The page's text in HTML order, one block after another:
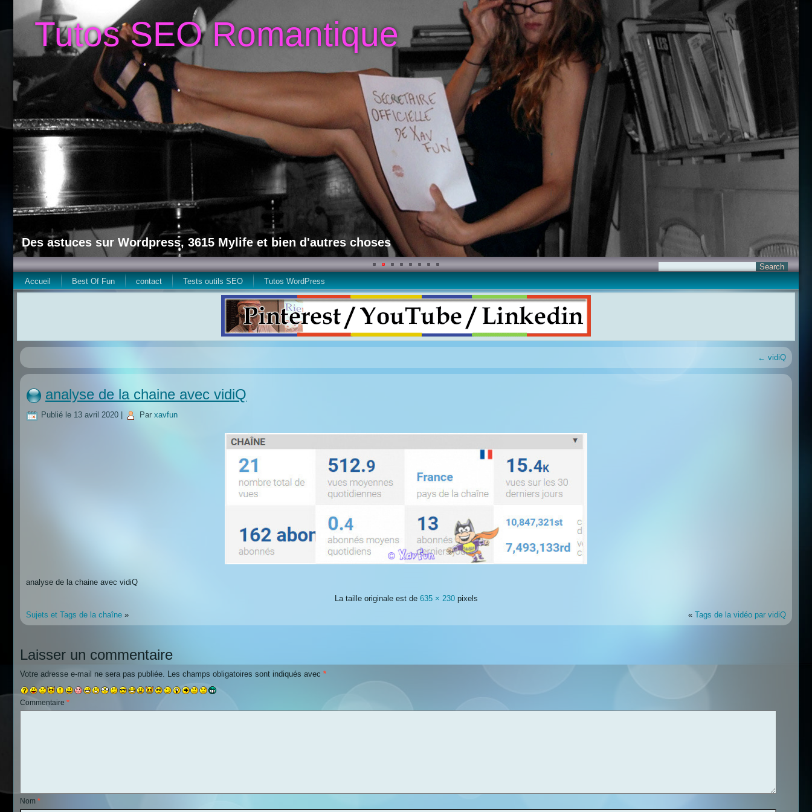
Tutos SEO Romantique
Des astuces sur Wordpress, 3615 Mylife et bien d'autres choses
Accueil Best Of Fun contact Tests outils SEO Tutos WordPress
← vidiQ
analyse de la chaine avec vidiQ
Publié le 13 avril 2020 Par xavfun
analyse de la chaine avec vidiQ
La taille originale est de 635 × 230pixels
Sujets et Tags de la chaîne » « Tags de la vidéo par vidiQ
Laisser un commentaire
Votre adresse e-mail ne sera pas publiée. Les champs obligatoires sont indiqués avec *
Commentaire *
Nom *